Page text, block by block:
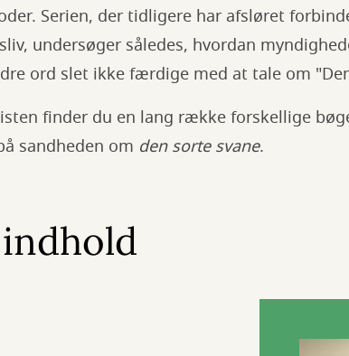
Serien, der tidligere har afsløret
undersøger således, hvordan
ord slet ikke færdige med at tale om
finder du en lang række forskellige
sandheden om den sorte svane.